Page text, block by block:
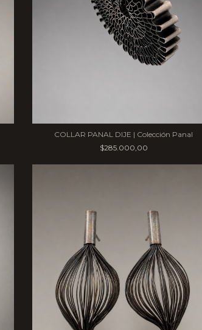
COLLAR PANAL DIJE | Colección Panal
$285.000,00